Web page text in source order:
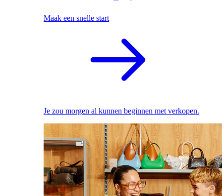
Maak een snelle start
Je zou morgen al kunnen beginnen met verkopen.